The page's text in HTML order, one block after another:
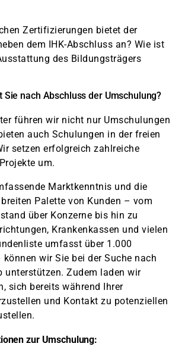
Zertifizierungen bietet der
dem IHK-Abschluss an? Wie ist
des Bildungsträgers
Sie nach Abschluss der Umschulung?
führen wir nicht nur Umschulungen
auch Schulungen in der freien
setzen erfolgreich zahlreiche
um.
Marktkenntnis und die
Palette von Kunden – vom
über Konzerne bis hin zu
Krankenkassen und vielen
umfasst über 1.000
wir Sie bei der Suche nach
unterstützen. Zudem laden wir
sich bereits während Ihrer
und Kontakt zu potenziellen
zur Umschulung: